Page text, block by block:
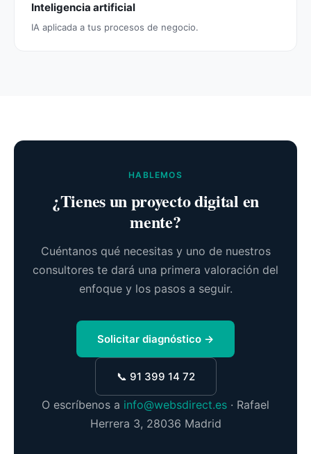
Inteligencia artificial
IA aplicada a tus procesos de negocio.
HABLEMOS
¿Tienes un proyecto digital en
mente?
Cuéntanos qué necesitas y uno de nuestros
consultores te dará una primera valoración del
enfoque y los pasos a seguir.
Solicitar diagnóstico →
📞 91 399 14 72
O escríbenos a info@websdirect.es · Rafael
Herrera 3, 28036 Madrid